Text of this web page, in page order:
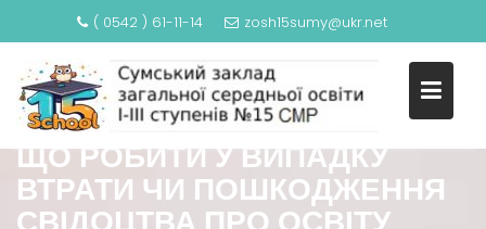
( 0542 ) 61-11-14 zosh15sumy@ukr.net
ЩО РОБИТИ У ВИПАДКУ
ВТРАТИ ЧИ ПОШКОДЖЕННЯ